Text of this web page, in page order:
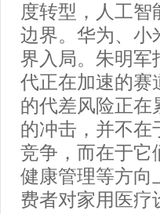
度转型，人工
边界。华为、小
界入局。朱明军
代正在加速的赛
的代差风险正在
的冲击，并不在
竞争，而在于它
健康管理等方向
费者对家用医疗